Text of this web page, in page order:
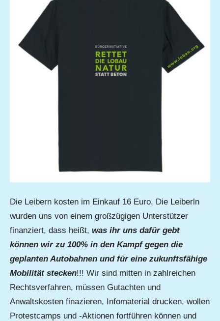
Die Leibern kosten im Einkauf 16 Euro. Die Leiberln
wurden uns von einem großzügigen Unterstützer
finanziert, dass heißt, was ihr uns dafür gebt
können wir zu 100% in den Kampf gegen die
geplanten Autobahnen und für eine zukunftsfähige
Mobilität stecken!!! Wir sind mitten in zahlreichen
Rechtsverfahren, müssen Gutachten und
Anwaltskosten finazieren, Infomaterial drucken, wollen
Protestcamps und -Aktionen fortführen können und